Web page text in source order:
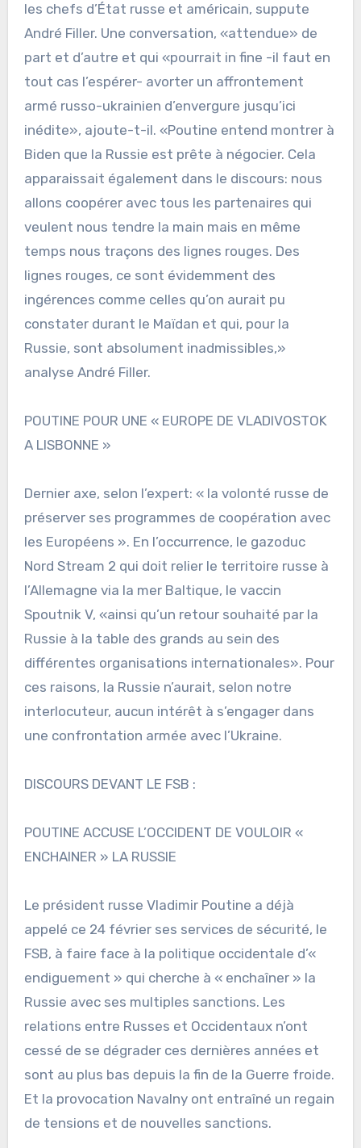
les chefs d’État russe et américain, suppute
André Filler. Une conversation, «attendue» de
part et d’autre et qui «pourrait in fine -il faut en
tout cas l’espérer- avorter un affrontement
armé russo-ukrainien d’envergure jusqu’ici
inédite», ajoute-t-il. «Poutine entend montrer à
Biden que la Russie est prête à négocier. Cela
apparaissait également dans le discours: nous
allons coopérer avec tous les partenaires qui
veulent nous tendre la main mais en même
temps nous traçons des lignes rouges. Des
lignes rouges, ce sont évidemment des
ingérences comme celles qu’on aurait pu
constater durant le Maïdan et qui, pour la
Russie, sont absolument inadmissibles,»
analyse André Filler.
POUTINE POUR UNE « EUROPE DE VLADIVOSTOK
A LISBONNE »
Dernier axe, selon l’expert: « la volonté russe de
préserver ses programmes de coopération avec
les Européens ». En l’occurrence, le gazoduc
Nord Stream 2 qui doit relier le territoire russe à
l’Allemagne via la mer Baltique, le vaccin
Spoutnik V, «ainsi qu’un retour souhaité par la
Russie à la table des grands au sein des
différentes organisations internationales». Pour
ces raisons, la Russie n’aurait, selon notre
interlocuteur, aucun intérêt à s’engager dans
une confrontation armée avec l’Ukraine.
DISCOURS DEVANT LE FSB :
POUTINE ACCUSE L’OCCIDENT DE VOULOIR «
ENCHAINER » LA RUSSIE
Le président russe Vladimir Poutine a déjà
appelé ce 24 février ses services de sécurité, le
FSB, à faire face à la politique occidentale d’«
endiguement » qui cherche à « enchaîner » la
Russie avec ses multiples sanctions. Les
relations entre Russes et Occidentaux n’ont
cessé de se dégrader ces dernières années et
sont au plus bas depuis la fin de la Guerre froide.
Et la provocation Navalny ont entraîné un regain
de tensions et de nouvelles sanctions.